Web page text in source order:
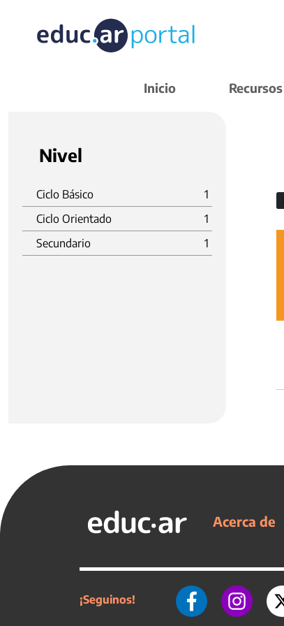
Inicio Recursos
Nivel
Ciclo Básico
1
Ciclo Orientado
1
Secundario
1
Acerca de
¡Seguinos!